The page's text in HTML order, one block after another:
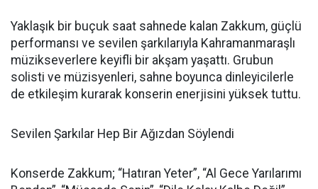
Yaklaşık bir buçuk saat sahnede kalan Zakkum, güçlü
performansı ve sevilen şarkılarıyla Kahramanmaraşlı
müzikseverlere keyifli bir akşam yaşattı. Grubun
solisti ve müzisyenleri, sahne boyunca dinleyicilerle
de etkileşim kurarak konserin enerjisini yüksek tuttu.
Sevilen Şarkılar Hep Bir Ağızdan Söylendi
Konserde Zakkum; “Hatıran Yeter”, “Al Gece Yarılarımı